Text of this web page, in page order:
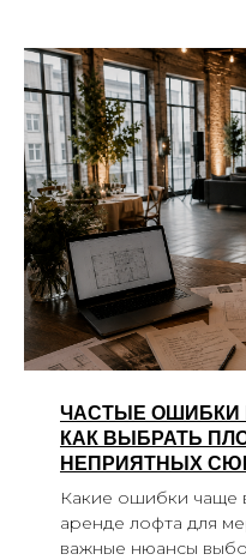
ЧАСТЫЕ ОШИБКИ
КАК ВЫБРАТЬ
НЕПРИЯТНЫХ
Какие ошибки чаще
аренде лофта для
важные нюансы